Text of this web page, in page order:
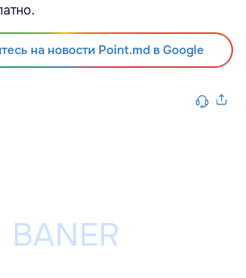
на новости Point.md в Google